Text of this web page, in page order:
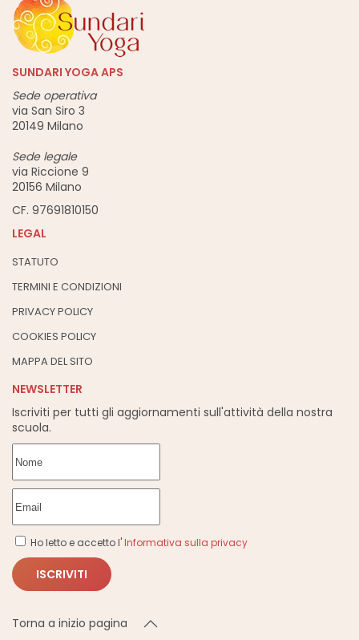
SUNDARI YOGA APS
Sede operativa
via San Siro 3
20149 Milano
Sede legale
via Riccione 9
20156 Milano
CF. 97691810150
LEGAL
STATUTO
TERMINI E CONDIZIONI
PRIVACY POLICY
COOKIES POLICY
MAPPA DEL SITO
NEWSLETTER
Iscriviti per tutti gli aggiornamenti sull'attività della nostra
scuola.
Ho letto e accetto l'Informativa sulla privacy
ISCRIVITI
Torna a inizio pagina